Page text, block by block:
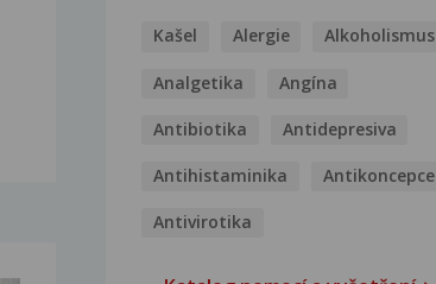
Kašel Alergie Alkoholismus
Analgetika Angína
Antibiotika Antidepresiva
Antihistaminika Antikoncepce
Antivirotika